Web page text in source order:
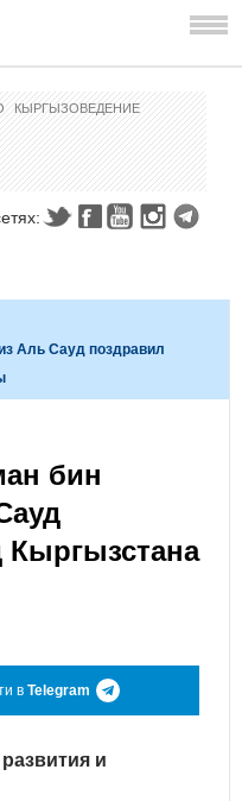
КЫРГЫЗОВЕДЕНИЕ
Аль Сауд поздравил
бин
Кыргызстана
в Telegram
и